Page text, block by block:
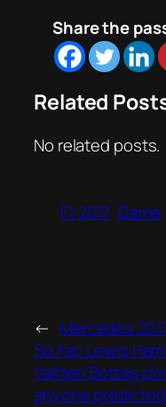
Share the
Related
No related posts.
F1 2017 Game
← Mercedes
So Far: Lewis
Valtteri Bottas
anyone predicted